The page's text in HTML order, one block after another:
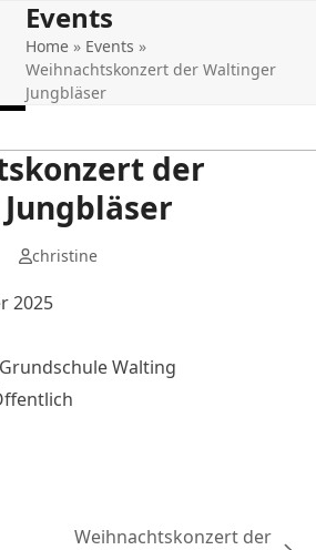
Events
Home» Events »
Weihnachtskonzert der Waltinger
Jungbläser
der
christine
2025
Walting
Weihnachtskonzert der